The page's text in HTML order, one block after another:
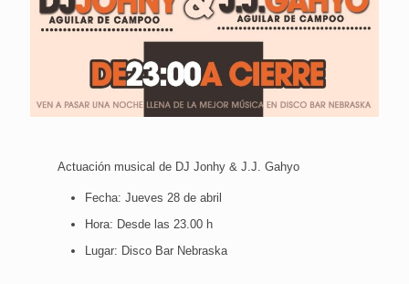
Actuación musical de DJ Jonhy & J.J. Gahyo
Fecha: Jueves 28 de abril
Hora: Desde las 23.00 h
Lugar: Disco Bar Nebraska